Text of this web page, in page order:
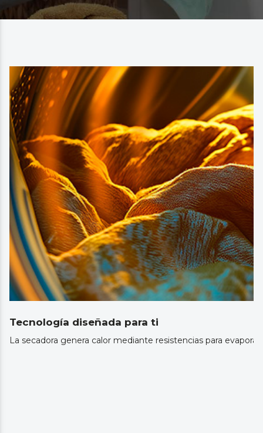
Tecnología diseñada para ti
La secadora genera calor mediante resistencias para